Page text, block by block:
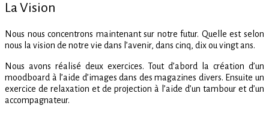
La Vision
Nous nous concentrons maintenant sur notre futur. Quelle est selon
nous la vision de notre vie dans l’avenir, dans cinq, dix ou vingt ans.
Nous avons réalisé deux exercices. Tout d’abord la création d’un
moodboard à l’aide d’images dans des magazines divers. Ensuite un
exercice de relaxation et de projection à l’aide d’un tambour et d’un
accompagnateur.